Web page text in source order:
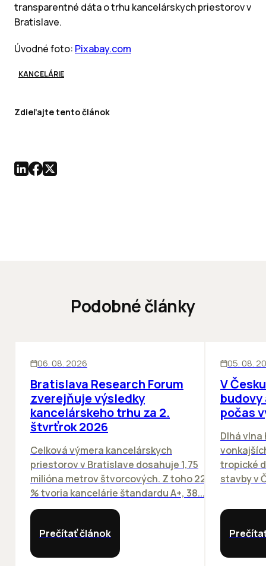
transparentné dáta o trhu kancelárskych priestorov v
Bratislave.
Úvodné foto: Pixabay.com
KANCELÁRIE
Zdieľajte tento článok
Podobné články
06. 08. 2026
Bratislava Research Forum
zverejňuje výsledky
kancelárskeho trhu za 2.
štvrťrok 2026
Celková výmera kancelárskych
priestorov v Bratislave dosahuje 1,75
milióna metrov štvorcových. Z toho 22
% tvoria kancelárie štandardu A+, 38...
Prečítať článok
05. 08.
V
počas
Dlhá
tropické
stavby v